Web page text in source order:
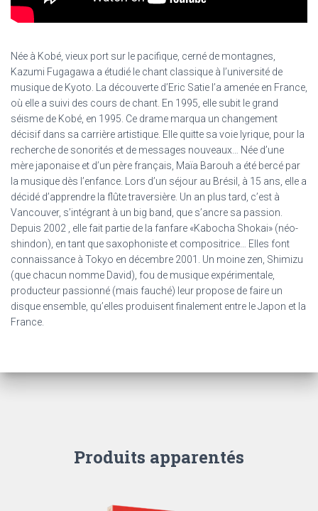
Née à Kobé, vieux port sur le pacifique, cerné de montagnes,
Kazumi Fugagawa a étudié le chant classique à l’université de
musique de Kyoto. La découverte d’Eric Satie l’a amenée en France,
où elle a suivi des cours de chant. En 1995, elle subit le grand
séisme de Kobé, en 1995. Ce drame marqua un changement
décisif dans sa carrière artistique. Elle quitte sa voie lyrique, pour la
recherche de sonorités et de messages nouveaux… Née d’une
mère japonaise et d’un père français, Maïa Barouh a été bercé par
la musique dès l’enfance. Lors d’un séjour au Brésil, à 15 ans, elle a
décidé d’apprendre la flûte traversière. Un an plus tard, c’est à
Vancouver, s’intégrant à un big band, que s’ancre sa passion.
Depuis 2002 , elle fait partie de la fanfare «Kabocha Shokai» (néo-
shindon), en tant que saxophoniste et compositrice… Elles font
connaissance à Tokyo en décembre 2001. Un moine zen, Shimizu
(que chacun nomme David), fou de musique expérimentale,
producteur passionné (mais fauché) leur propose de faire un
disque ensemble, qu’elles produisent finalement entre le Japon et la
France.
Produits apparentés